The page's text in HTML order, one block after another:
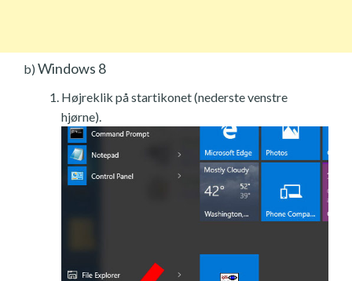
b) Windows 8
Højreklik på startikonet (nederste venstre
hjørne).